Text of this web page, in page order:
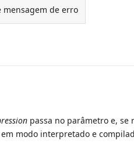
mensagem de erro
passa no parâmetro e, se
modo interpretado e